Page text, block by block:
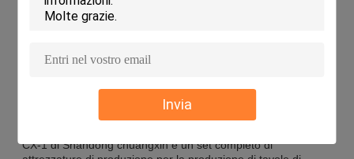
Invia
Isolamento acustico
produzione
CX-1 di Shandong chuangxin è un set completo di